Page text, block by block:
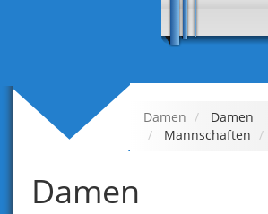
Damen
Damen
Mannschaften
Damen